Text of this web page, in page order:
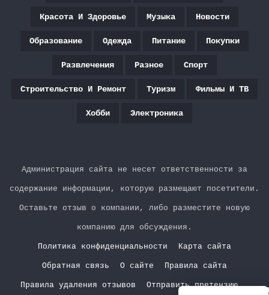
Красота И Здоровье Музыка Новости
Образование Одежда Питание Покупки
Развлечения Разное Спорт
Строительство И Ремонт Туризм Фильмы И ТВ
Хобби Электроника
Администрация сайта не несет ответственности за
содержание информации, которую размещают посетители.
Оставьте отзыв о компании, либо разместите новую
компанию для обсуждения.
Политика конфиденциальности Карта сайта
Обратная связь О сайте Правила сайта
Правила удаления отзывов
Отправить претензию